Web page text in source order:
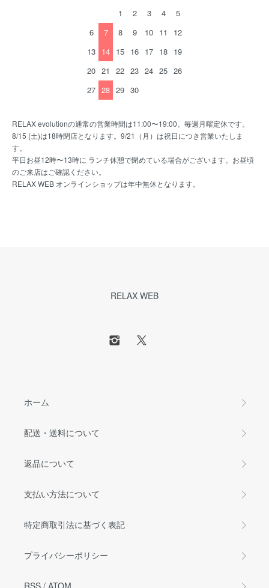
1
2 3 4
5
6
7 8 9 10 11
12
13 14 15 16 17 18 19
20 21 22 23 24 25 26
27 28 29 30
RELAX evolutionの通常の営業時間は11:00〜19:00。毎週月曜定休です。
8/15 (土)は18時閉店となります。9/21（月）は祝日につき営業いたしま
す。
平日お昼12時〜13時に ランチ休憩で閉めている場合がございます。お昼頃
のご来店はご確認ください。
RELAX WEB オンラインショップは年中無休となります。
RELAX WEB
ホーム
配送・送料について
返品について
支払い方法について
特定商取引法に基づく表記
プライバシーポリシー
RSS / ATOM